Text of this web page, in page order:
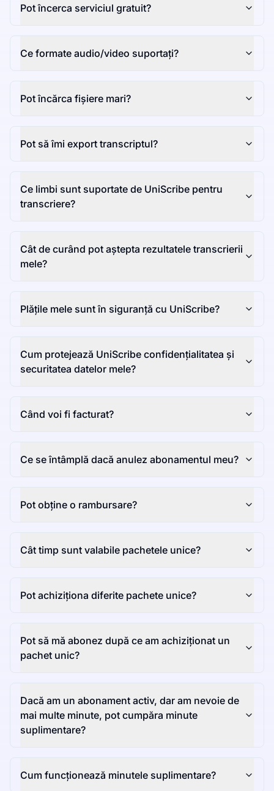
Pot încerca serviciul gratuit?
Ce formate audio/video suportați?
Pot încărca fișiere mari?
Pot să îmi export transcriptul?
Ce limbi sunt suportate de UniScribe pentru
transcriere?
Cât de curând pot aștepta rezultatele transcrierii
mele?
Plățile mele sunt în siguranță cu UniScribe?
Cum protejează UniScribe confidențialitatea și
securitatea datelor mele?
Când voi fi facturat?
Ce se întâmplă dacă anulez abonamentul meu?
Pot obține o rambursare?
Cât timp sunt valabile pachetele unice?
Pot achiziționa diferite pachete unice?
Pot să mă abonez după ce am achiziționat un
pachet unic?
Dacă am un abonament activ, dar am nevoie de
mai multe minute, pot cumpăra minute
suplimentare?
Cum funcționează minutele suplimentare?